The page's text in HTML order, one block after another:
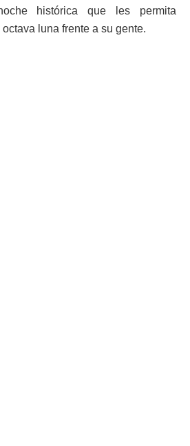
histórica que les permita
luna frente a su gente.